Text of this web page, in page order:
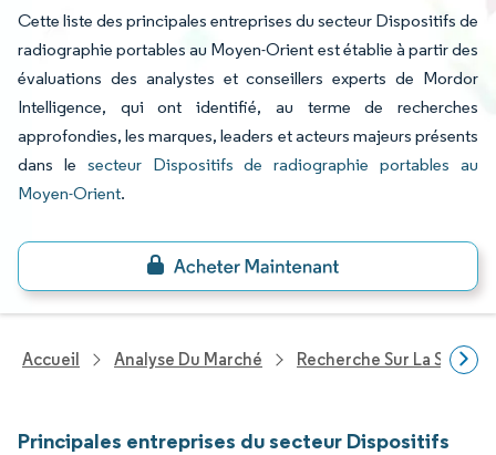
Cette liste des principales entreprises du secteur Dispositifs de
radiographie portables au Moyen-Orient est établie à partir des
évaluations des analystes et conseillers experts de Mordor
Intelligence, qui ont identifié, au terme de recherches
approfondies, les marques, leaders et acteurs majeurs présents
dans le secteur Dispositifs de radiographie portables au
Moyen-Orient.
Accueil Analyse Du Marché Recherche Sur La Santé
Principales entreprises du secteur Dispositifs